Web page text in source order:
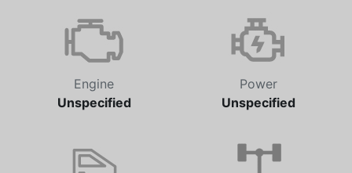
Automatic
30,123 km
Unspecified
Unspecified